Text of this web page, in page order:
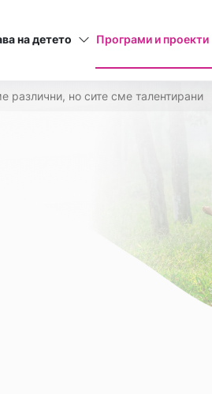
на детето Програми и проекти
различни, но сите сме талентирани